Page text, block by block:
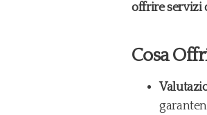
offrire servizi
Cosa